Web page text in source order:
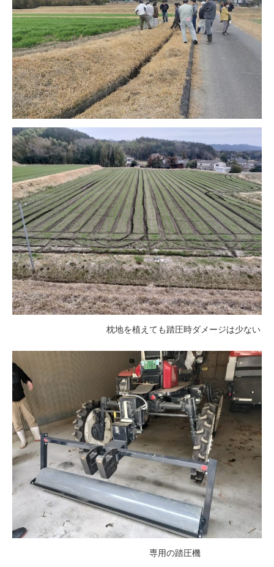
枕地を植えても踏圧時ダメージは少ない
専用の踏圧機